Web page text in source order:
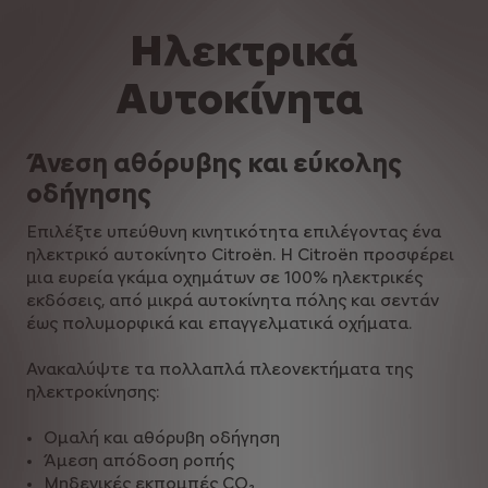
Ηλεκτρικά
Αυτοκίνητα
Άνεση αθόρυβης και εύκολης
οδήγησης
Επιλέξτε υπεύθυνη κινητικότητα επιλέγοντας ένα
ηλεκτρικό αυτοκίνητο Citroën. Η Citroën προσφέρει
μια ευρεία γκάμα οχημάτων σε 100% ηλεκτρικές
εκδόσεις, από μικρά αυτοκίνητα πόλης και σεντάν
έως πολυμορφικά και επαγγελματικά οχήματα.
Ανακαλύψτε τα πολλαπλά πλεονεκτήματα της
ηλεκτροκίνησης:
Ομαλή και αθόρυβη οδήγηση
Άμεση απόδοση ροπής
Μηδενικές εκπομπές CO₂